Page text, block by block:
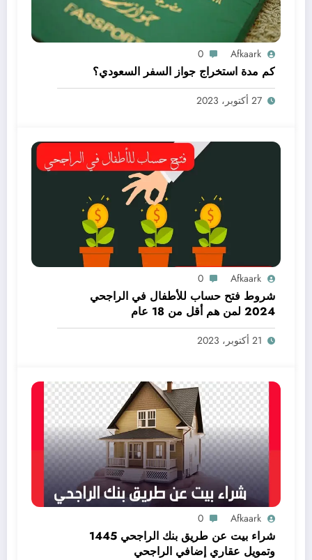
Afkaark
0
كم مدة استخراج جواز السفر السعودي؟
27 أكتوبر، 2023
Afkaark
0
شروط فتح حساب للأطفال في الراجحي
2024 لمن هم أقل من 18 عام
21 أكتوبر، 2023
Afkaark
0
شراء بيت عن طريق بنك الراجحي 1445
وتمويل عقاري إضافي الراجحي